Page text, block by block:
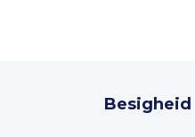
Besigheid